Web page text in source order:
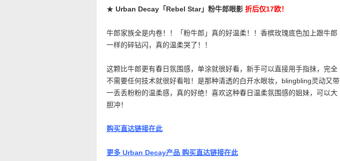
★ Urban Decay「Rebel Star」粉牛郎眼影 折后仅17欧！
牛郎家族全是内卷！！「粉牛郎」真的好温柔！！香槟玫瑰底色加上跟牛郎
一样的碎钻闪，真的温柔哭了！！
这颗比牛郎更有春日氛围感，单涂就很好看，新手可以直接用手指抹，完全
不需要任何技术就很好看啦！是那种清透的白开水眼妆，blingbling灵动又带
一丢丢粉粉的温柔感，真的好绝！喜欢这种春日温柔氛围感的姐妹，可以大
胆冲！
购买直达链接在此
更多 Urban Decay产品 购买直达链接在此